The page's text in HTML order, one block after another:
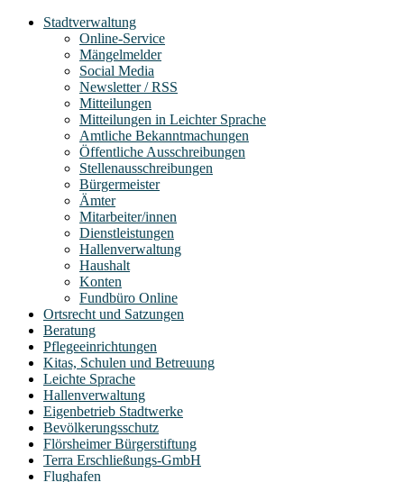
Stadtverwaltung
Online-Service
Mängelmelder
Social Media
Newsletter / RSS
Mitteilungen
Mitteilungen in Leichter Sprache
Amtliche Bekanntmachungen
Öffentliche Ausschreibungen
Stellenausschreibungen
Bürgermeister
Ämter
Mitarbeiter/innen
Dienstleistungen
Hallenverwaltung
Haushalt
Konten
Fundbüro Online
Ortsrecht und Satzungen
Beratung
Pflegeeinrichtungen
Kitas, Schulen und Betreuung
Leichte Sprache
Hallenverwaltung
Eigenbetrieb Stadtwerke
Bevölkerungsschutz
Flörsheimer Bürgerstiftung
Terra Erschließungs-GmbH
Flughafen